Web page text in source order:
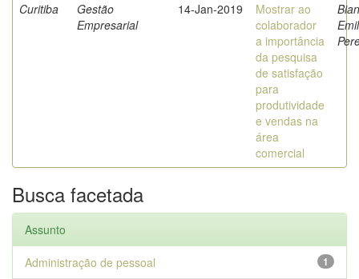
Curitiba
Gestão
Empresarial
14-Jan-2019
Mostrar ao
colaborador
a importância
da pesquisa
de satisfação
para
produtividade
e vendas na
área
comercial
Busca facetada
Assunto
1
Administração de pessoal